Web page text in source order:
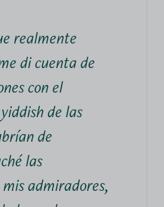
realmente
di cuenta de
con el
de las
de
las
admiradores,